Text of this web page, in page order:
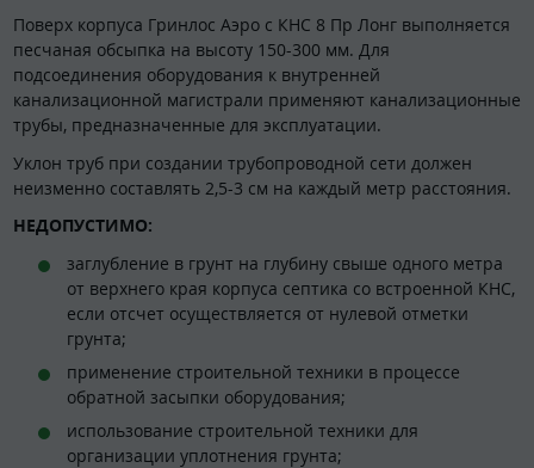
Поверх корпуса Гринлос Аэро с КНС 8 Пр Лонг выполняется
песчаная обсыпка на высоту 150-300 мм. Для
подсоединения оборудования к внутренней
канализационной магистрали применяют канализационные
трубы, предназначенные для эксплуатации.
Уклон труб при создании трубопроводной сети должен
неизменно составлять 2,5-3 см на каждый метр расстояния.
НЕДОПУСТИМО:
заглубление в грунт на глубину свыше одного метра
от верхнего края корпуса септика со встроенной КНС,
если отсчет осуществляется от нулевой отметки
грунта;
применение строительной техники в процессе
обратной засыпки оборудования;
использование строительной техники для
организации уплотнения грунта;